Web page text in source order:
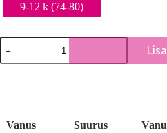
9-12 k (74-80)
3-
osaline
lühikeste
Vanus Suurus